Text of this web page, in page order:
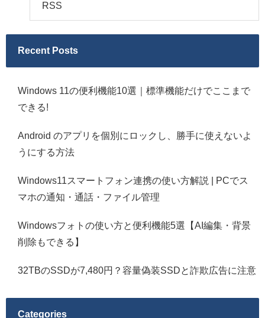
RSS
Recent Posts
Windows 11の便利機能10選｜標準機能だけでここまで
できる!
Android のアプリを個別にロックし、勝手に使えないよ
うにする方法
Windows11スマートフォン連携の使い方解説 | PCでス
マホの通知・通話・ファイル管理
Windowsフォトの使い方と便利機能5選【AI編集・背景
削除もできる】
32TBのSSDが7,480円？容量偽装SSDと詐欺広告に注意
Categories